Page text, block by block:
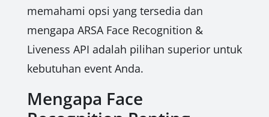
memahami opsi yang tersedia dan
mengapa ARSA Face Recognition &
Liveness API adalah pilihan superior untuk
kebutuhan event Anda.
Mengapa Face